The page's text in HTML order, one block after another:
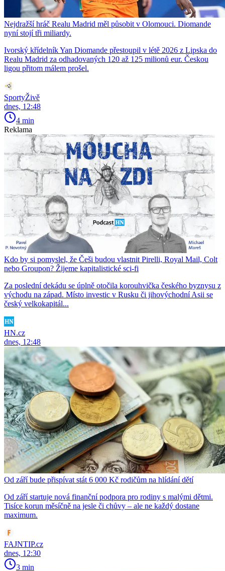
Nejdražší hráč Realu Madrid měl působit v Olomouci. Diomande
nyní stojí tři miliardy.
Ivorský křídelník Yan Diomande přestoupil v létě 2026 z Lipska do
Realu Madrid za odhadovaných 120 až 125 milionů eur. Českou
ligou přitom málem prošel.
SportyŽivě
dnes, 12:48
4 min
Reklama
Kdo by si pomyslel, že Češi budou vlastnit Pirelli, Royal Mail, Colt
nebo Groupon? Žijeme kapitalistické sci-fi
Za poslední dekádu se úplně otočila korouhvička českého byznysu z
východu na západ. Místo investic v Rusku či jihovýchodní Asii se
český velkokapitál...
HN.cz
dnes, 12:48
Od září bude přispívat stát 6 000 Kč rodičům na hlídání dětí
Od září startuje nová finanční podpora pro rodiny s malými dětmi.
Tisíce korun měsíčně na jesle či chůvy – ale ne každý dostane
maximum.
FAJNTIP.cz
dnes, 12:30
3 min